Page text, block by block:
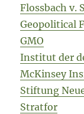
Flossbach v.
Geopolitical
GMO
Institut der
McKinsey
Stiftung
Stratfor